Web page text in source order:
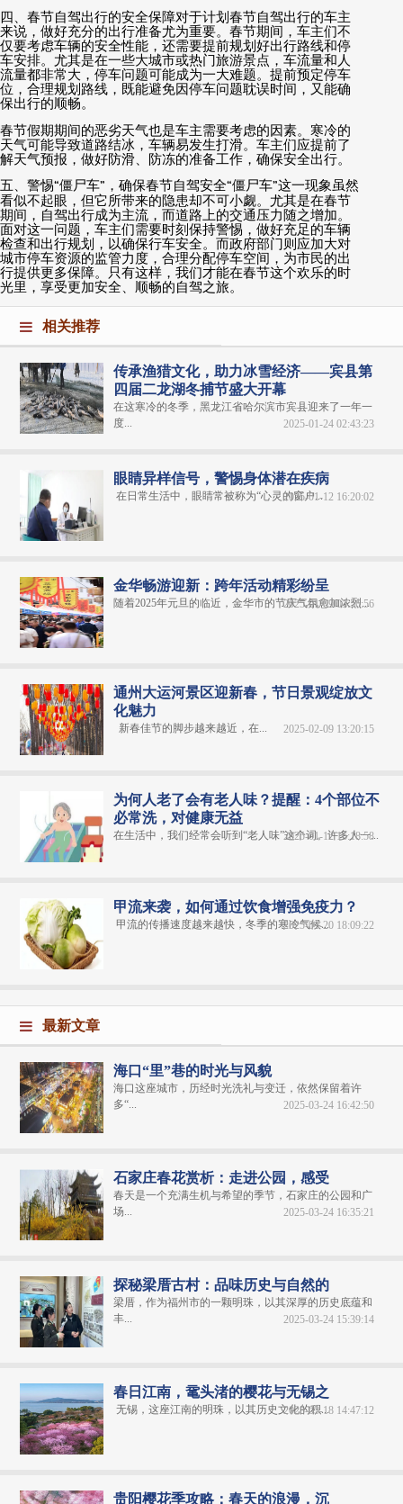
四、春节自驾出行的安全保障对于计划春节自驾出行的车主
来说，做好充分的出行准备尤为重要。春节期间，车主们不
仅要考虑车辆的安全性能，还需要提前规划好出行路线和停
车安排。尤其是在一些大城市或热门旅游景点，车流量和人
流量都非常大，停车问题可能成为一大难题。提前预定停车
位，合理规划路线，既能避免因停车问题耽误时间，又能确
保出行的顺畅。
春节假期期间的恶劣天气也是车主需要考虑的因素。寒冷的
天气可能导致道路结冰，车辆易发生打滑。车主们应提前了
解天气预报，做好防滑、防冻的准备工作，确保安全出行。
五、警惕“僵尸车” ，确保春节自驾安全“僵尸车”这一现象虽然
看似不起眼，但它所带来的隐患却不可小觑。尤其是在春节
期间，自驾出行成为主流，而道路上的交通压力随之增加。
面对这一问题，车主们需要时刻保持警惕，做好充足的车辆
检查和出行规划，以确保行车安全。而政府部门则应加大对
城市停车资源的监管力度，合理分配停车空间，为市民的出
行提供更多保障。只有这样，我们才能在春节这个欢乐的时
光里，享受更加安全、顺畅的自驾之旅。
相关推荐
传承渔猎文化，助力冰雪经济——宾县第
四届二龙湖冬捕节盛大开幕
在这寒冷的冬季，黑龙江省哈尔滨市宾县迎来了一年一
度...
2025-01-24 02:43:23
眼睛异样信号，警惕身体潜在疾病
在日常生活中，眼睛常被称为“心灵的窗户...2025-01-12 16:20:02
金华畅游迎新：跨年活动精彩纷呈
随着2025年元旦的临近，金华市的节庆气氛愈加浓烈...
2025-01-09 03:56:56
通州大运河景区迎新春，节日景观绽放文
化魅力
新春佳节的脚步越来越近，在... 2025-02-09 13:20:15
为何人老了会有老人味？提醒：4个部位不
必常洗，对健康无益
在生活中，我们经常会听到“老人味”这个词。许多人一...
2025-01-12 16:18:58
甲流来袭，如何通过饮食增强免疫力？
甲流的传播速度越来越快，冬季的寒冷气候...2025-01-20 18:09:22
最新文章
海口“里”巷的时光与风貌
海口这座城市，历经时光洗礼与变迁，依然保留着许
多“...
2025-03-24 16:42:50
石家庄春花赏析：走进公园，感受
春天是一个充满生机与希望的季节，石家庄的公园和广
场...
2025-03-24 16:35:21
探秘梁厝古村：品味历史与自然的
梁厝，作为福州市的一颗明珠，以其深厚的历史底蕴和
丰...
2025-03-24 15:39:14
春日江南，鼋头渚的樱花与无锡之
无锡，这座江南的明珠，以其历史文化的积...2025-03-18 14:47:12
贵阳樱花季攻略：春天的浪漫，沉